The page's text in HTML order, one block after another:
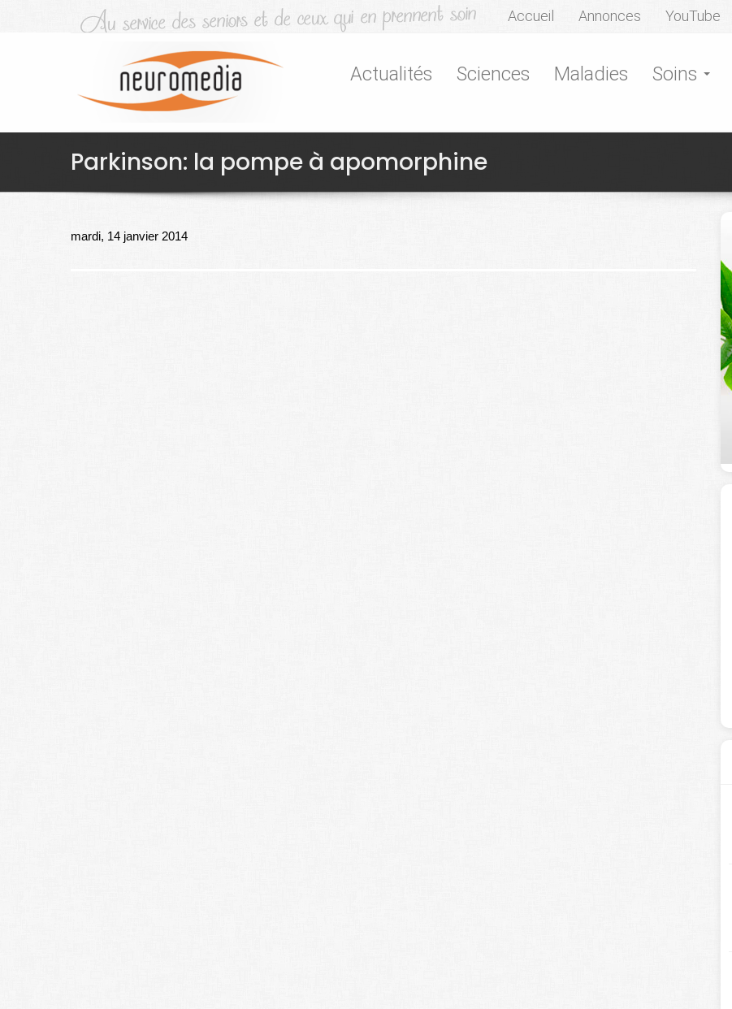
Accueil Annonces YouTube
Actualités Sciences Maladies Soins
Parkinson: la pompe à apomorphine
mardi, 14 janvier 2014